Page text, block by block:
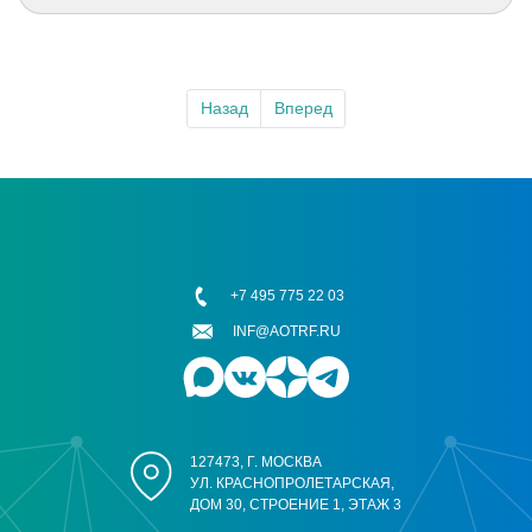
Назад Вперед
127473, Г. МОСКВА
УЛ. КРАСНОПРОЛЕТАРСКАЯ,
ДОМ 30, СТРОЕНИЕ 1, ЭТАЖ 3
+7 495 775 22 03
INF@AOTRF.RU